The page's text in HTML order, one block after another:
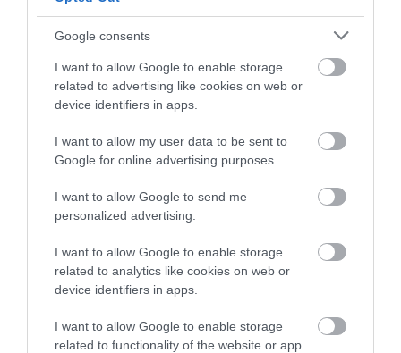
Google consents
I want to allow Google to enable storage
related to advertising like cookies on web or
device identifiers in apps.
I want to allow my user data to be sent to
Google for online advertising purposes.
I want to allow Google to send me
personalized advertising.
I want to allow Google to enable storage
related to analytics like cookies on web or
device identifiers in apps.
I want to allow Google to enable storage
related to functionality of the website or app.
35 PERCES TANÓRÁK ÉS KEVESEBB HÁZI
FELADAT JÖHET AZ ALSÓ ...
2026. augusztus 08
ELNÖKNEK A TISZA
2026. augusztus 08 Mindenki ügye
ÚJ MAGYAR KÜLÜGYI STRATÉGIA KÉSZÜL,
TELJES SZAKÍTÁS JÖN A...
2026. augusztus 08 Mindenki ügye